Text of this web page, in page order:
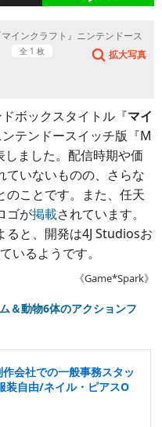
インクラフト』ニンテンドース
全 1 枚 拡大写真
ボックスタイトル『マイ
テンドースイッチ版『M
ました。配信時期や価
ていないものの、さらな
のことです。また、任天
ゴが掲載されています。
ると、開発は4J Studiosお
いるようです。
《Game*Spark》
＆動物6体のアクションフ
会社での一般事務スタッ
装自由/ネイル・ピアスO